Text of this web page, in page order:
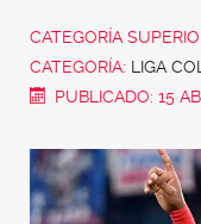
CATEGORÍA
CATEGORÍA: LIGA
PUBLICADO: 15